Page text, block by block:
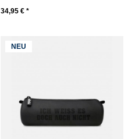
34,95 € *
NEU